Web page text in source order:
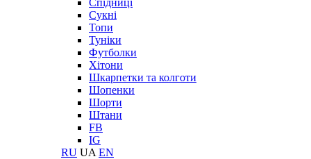
Спідниці
Сукні
Топи
Туніки
Футболки
Хітони
Шкарпетки та колготи
Шопенки
Шорти
Штани
FB
IG
RU UA EN